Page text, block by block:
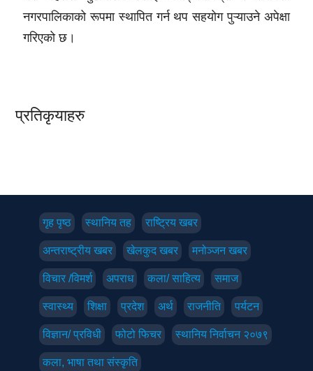
नगरपालिकाको रूपमा स्थापित गर्न थप सहयोग पुऱ्याउने अपेक्षा
गरिएको छ।
प्रतिकृयाहरु
गृह पृष्‍ठ स्थानिय तह राष्ट्रिय खबर
अन्तराष्ट्रीय खबर खेलकुद खबर मनोञ्जन खबर
विचार /विमर्श अपराध कला/ साहित्य समाज
स्वास्थ्य शिक्षा प्रदेश अर्थ राजनीति पर्यटन
विज्ञान/ प्रविधी फोटो फिचर स्थानिय निर्वाचन २०७९
कला, भाषा तथा संस्कृति